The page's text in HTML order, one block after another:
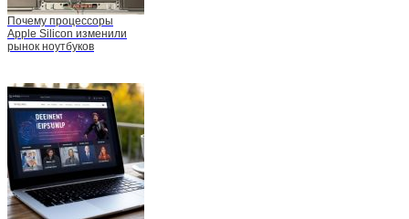
Почему процессоры
Apple Silicon изменили
рынок ноутбуков